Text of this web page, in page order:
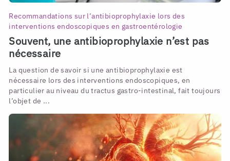
Recommandations sur l’antibioprophylaxie lors des
interventions endoscopiques en gastroentérologie
Souvent, une antibioprophylaxie n’est pas
nécessaire
La question de savoir si une antibioprophylaxie est
nécessaire lors des interventions endoscopiques, en
particulier au niveau du tractus gastro-intestinal, fait toujours
l’objet de ...